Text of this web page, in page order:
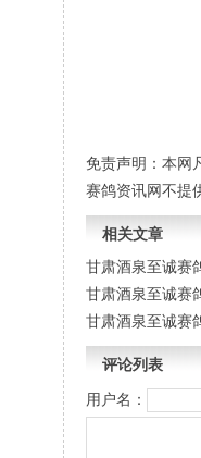
免责声明：本网
赛鸽资讯网不提
相关文章
甘肃酒泉至诚赛
甘肃酒泉至诚赛
甘肃酒泉至诚赛
评论列表
用户名：